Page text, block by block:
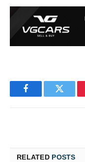
FacebookTwitter
RELATED POSTS